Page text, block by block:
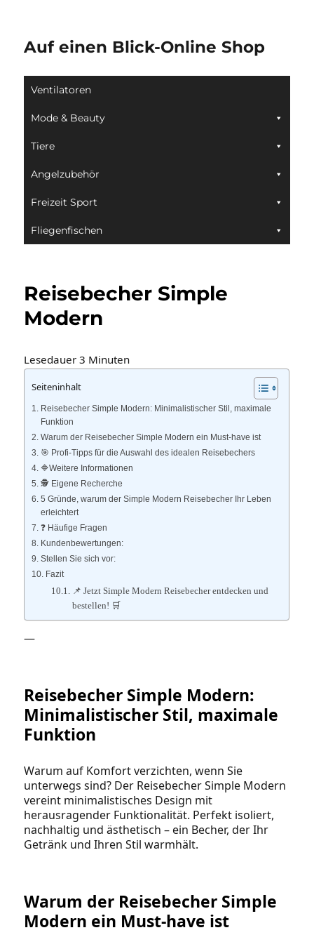
Auf einen Blick-Online Shop
Ventilatoren
Mode & Beauty
Tiere
Angelzubehör
Freizeit Sport
Fliegenfischen
Reisebecher Simple
Modern
Lesedauer 3 Minuten
Seiteninhalt
Reisebecher Simple Modern: Minimalistischer Stil, maximale
Funktion
Warum der Reisebecher Simple Modern ein Must-have ist
🎯 Profi-Tipps für die Auswahl des idealen Reisebechers
🔷Weitere Informationen
🕵️ Eigene Recherche
5 Gründe, warum der Simple Modern Reisebecher Ihr Leben
erleichtert
❓ Häufige Fragen
Kundenbewertungen:
Stellen Sie sich vor:
Fazit
📌 Jetzt Simple Modern Reisebecher entdecken und
bestellen! 🛒
—
Reisebecher Simple Modern:
Minimalistischer Stil, maximale
Funktion
Warum auf Komfort verzichten, wenn Sie
unterwegs sind? Der Reisebecher Simple Modern
vereint minimalistisches Design mit
herausragender Funktionalität. Perfekt isoliert,
nachhaltig und ästhetisch – ein Becher, der Ihr
Getränk und Ihren Stil warmhält.
Warum der Reisebecher Simple
Modern ein Must-have ist